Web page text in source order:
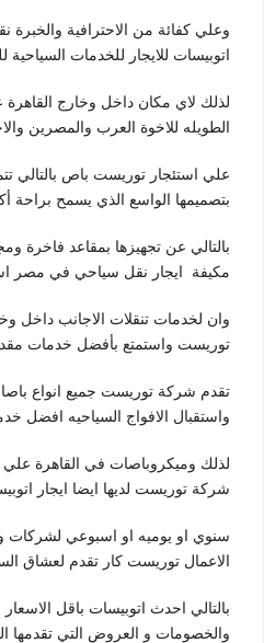
وعلي كفائة من الاحترافية والخبرة
اتوبيسات للايجار للخدمات السياحية
لذلك لاي مكان داخل وخارج
الطويله للاخوة العرب والمصرين
علي استئجار توريست باص بالتالي
بتصميمها الواسع الذي يسمح براحة
بالتالي عن تجهيزها بمقاعد فاخرة
مكيفة ايجار نقل سياحي في مصر
وان لخدمات تنقلات الاجانب داخل
توريست واستمتع بأفضل خدمات
تقدم شركة توريست جميع انواع
واستقبال الافواج السياحيه افضل
شركة توريست لديها ايضا ايجار
سنوي او يوميه او اسبوعي لشركات
الاعمال توريست كار تقدم لعشاق
بالتالي احدث اتوبيسات باقل
والخصومات و العروض التي تقدمها